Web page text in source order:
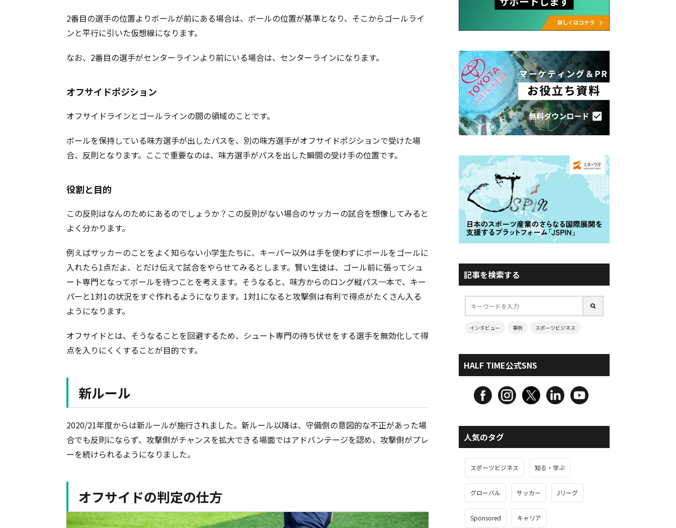
2番目の選手の位置よりボールが前にある場合は、ボールの位置が基準となり、そこからゴールライ
ンと平行に引いた仮想線になります。
なお、2番目の選手がセンターラインより前にいる場合は、センターラインになります。
オフサイドポジション
オフサイドラインとゴールラインの間の領域のことです。
ボールを保持している味方選手が出したパスを、別の味方選手がオフサイドポジションで受けた場
合、反則となります。ここで重要なのは、味方選手がパスを出した瞬間の受け手の位置です。
役割と目的
この反則はなんのためにあるのでしょうか？この反則がない場合のサッカーの試合を想像してみると
よく分かります。
例えばサッカーのことをよく知らない小学生たちに、キーパー以外は手を使わずにボールをゴールに
入れたら1点だよ、とだけ伝えて試合をやらせてみるとします。賢い生徒は、ゴール前に張ってシュ
ート専門となってボールを待つことを考えます。そうなると、味方からのロング縦パス一本で、キー
パーと1対1の状況をすぐ作れるようになります。1対1になると攻撃側は有利で得点がたくさん入る
ようになります。
オフサイドとは、そうなることを回避するため、シュート専門の待ち伏せをする選手を無効化して得
点を入りにくくすることが目的です。
新ルール
2020/21年度からは新ルールが施行されました。新ルール以降は、守備側の意図的な不正があった場
合でも反則にならず、攻撃側がチャンスを拡大できる場面ではアドバンテージを認め、攻撃側がプレ
ーを続けられるようになりました。
オフサイドの判定の仕方
記事を検索する
インタビュー 事例 スポーツビジネス
HALF TIME公式SNS
人気のタグ
スポーツビジネス 知る・学ぶ
グローバル サッカー Jリーグ
Sponsored キャリア